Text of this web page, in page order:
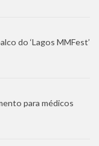
do ‘Lagos MMFest’
para médicos